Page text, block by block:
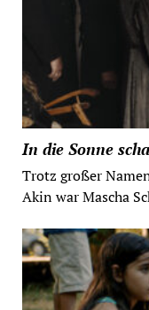
In die Sonne
Trotz großer
Akin war Mascha